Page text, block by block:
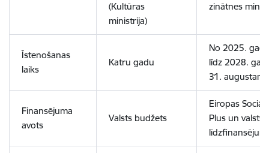
(Kultūras
ministrija)
zinātnes
Īstenošanas
laiks
Katru gadu
No 2025.
līdz 2028.
31. augustam
Finansējuma
avots
Valsts budžets
Eiropas
Plus un valsts